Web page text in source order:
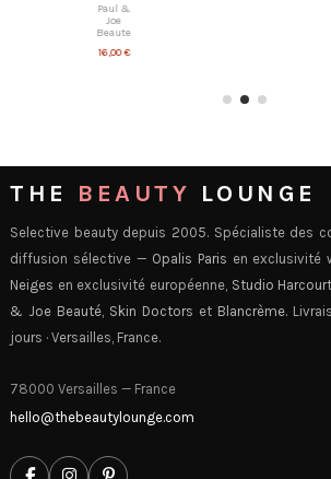
16,00 €
THE BEAUTY LOUNGE
Selective beauty depuis 2005. Spécialiste des
diffusion sélective — Opalis Paris en exclusivité
Neiges en exclusivité européenne, Studio
& Joe Beauté Skin Doctors et Blancrème.
jours · Versailles, France.
78000 Versailles — France
hello@thebeautylounge.com